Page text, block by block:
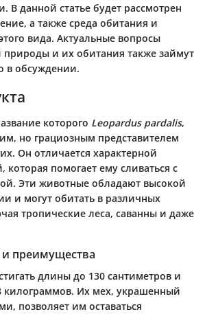
В данной статье будет рассмотрен
а также среда обитания и
вида. Актуальные вопросы
природы и их обитания также займут
в обсуждении.
которого Leopardus pardalis,
но грациозным представителем
Он отличается характерной
которая помогает ему сливаться с
Эти животные обладают высокой
и могут обитать в различных
тропические леса, саванны и даже
и преимущества
длины до 130 сантиметров и
килограммов. Их мех, украшенный
позволяет им оставаться